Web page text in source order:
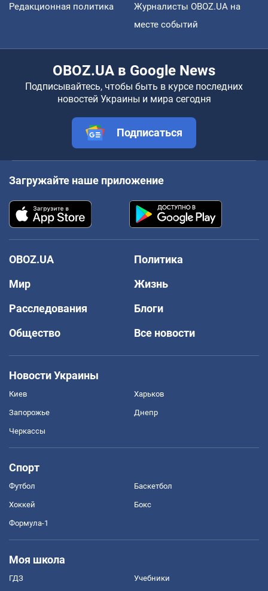
Редакционная политика
Журналисты OBOZ.UA на
месте событий
OBOZ.UA в Google News
Подписывайтесь, чтобы быть в курсе последних
новостей Украины и мира сегодня
Подписаться
Загружайте наше приложение
OBOZ.UA
Политика
Мир
Жизнь
Расследования
Блоги
Общество
Все новости
Новости Украины
Киев Харьков
Запорожье Днепр
Черкассы
Спорт
Футбол Баскетбол
Хоккей Бокс
Формула-1
Моя школа
ГДЗ Учебники